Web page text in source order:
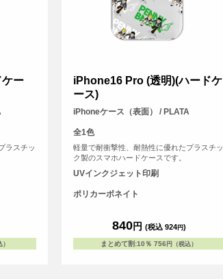
ー
ラスチッ
iPhone16 Pro (透明)(ハードケ
ース)
iPhoneケース（表面） / PLATA
全1色
軽量で耐衝撃性、耐熱性に優れたプラスチッ
ク製のスマホハードケースです。
UVインクジェット印刷
ポリカーボネイト
840円 (税込 924円)
まとめて割:10％ 756 円（税込）